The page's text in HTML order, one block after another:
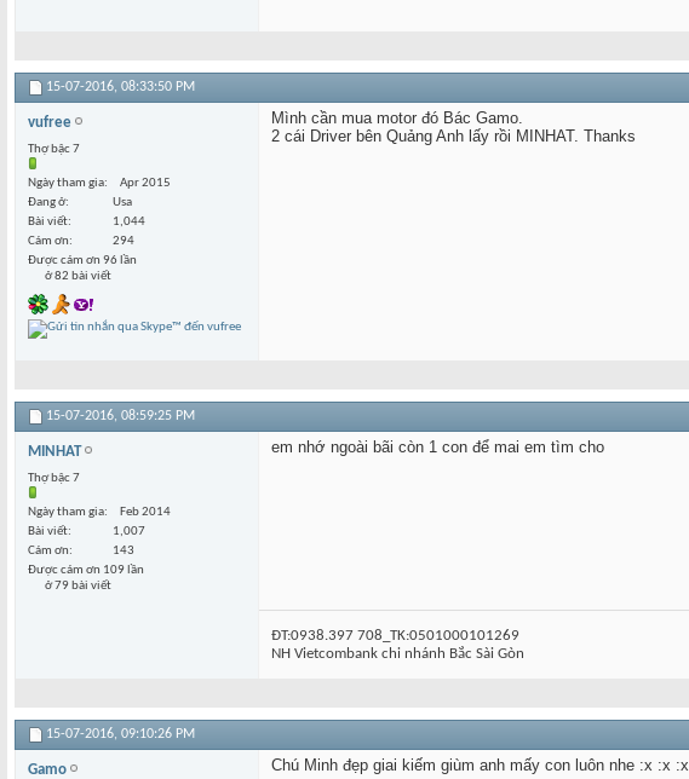
15-07-2016, 08:33:50 PM
vufree
Thợ bậc 7
Ngày tham gia
Apr 2015
Đang ở
Usa
Bài viết
1,044
Cám ơn
294
Được cám ơn 96 lần
ở 82 bài viết
Mình cần mua motor đó Bác Gamo.
2 cái Driver bên Quảng Anh lấy rồi MINHAT. Thanks
15-07-2016, 08:59:25 PM
MINHAT
Thợ bậc 7
Ngày tham gia
Feb 2014
Bài viết
1,007
Cám ơn
143
Được cám ơn 109 lần
ở 79 bài viết
em nhớ ngoài bãi còn 1 con để mai em tìm cho
ĐT:0938.397 708_TK:0501000101269
NH Vietcombank chi nhánh Bắc Sài Gòn
15-07-2016, 09:10:26 PM
Gamo Chú Minh đẹp giai kiếm giùm anh mấy con luôn nhe :x :x :x